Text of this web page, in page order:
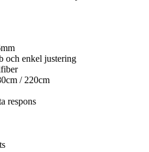
och enkel justering
/ 220cm
respons